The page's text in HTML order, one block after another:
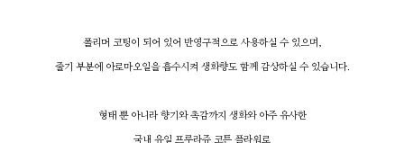
폴리머 코팅이 되어 있어 반영구적으로 사용하실 수 있으며,
줄기 부분에 아로마오일을 흡수시켜 생화향도 함께 감상하실 수 있습니다.
형태 뿐 아니라 향기와 촉감까지 생화와 아주 유사한
국내 유일 프루라쥬 코튼 플라워로